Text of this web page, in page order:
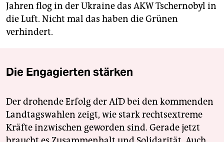
Jahren flog in der Ukraine das AKW Tschernobyl in
die Luft. Nicht mal das haben die Grünen
verhindert.
Die Engagierten stärken
Der drohende Erfolg der AfD bei den kommenden
Landtagswahlen zeigt, wie stark rechtsextreme
Kräfte inzwischen geworden sind. Gerade jetzt